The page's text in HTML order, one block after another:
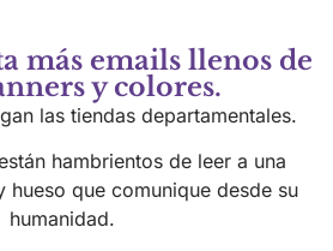
más emails llenos de
y colores.
las tiendas departamentales.
hambrientos de leer a una
hueso que comunique desde su
humanidad.